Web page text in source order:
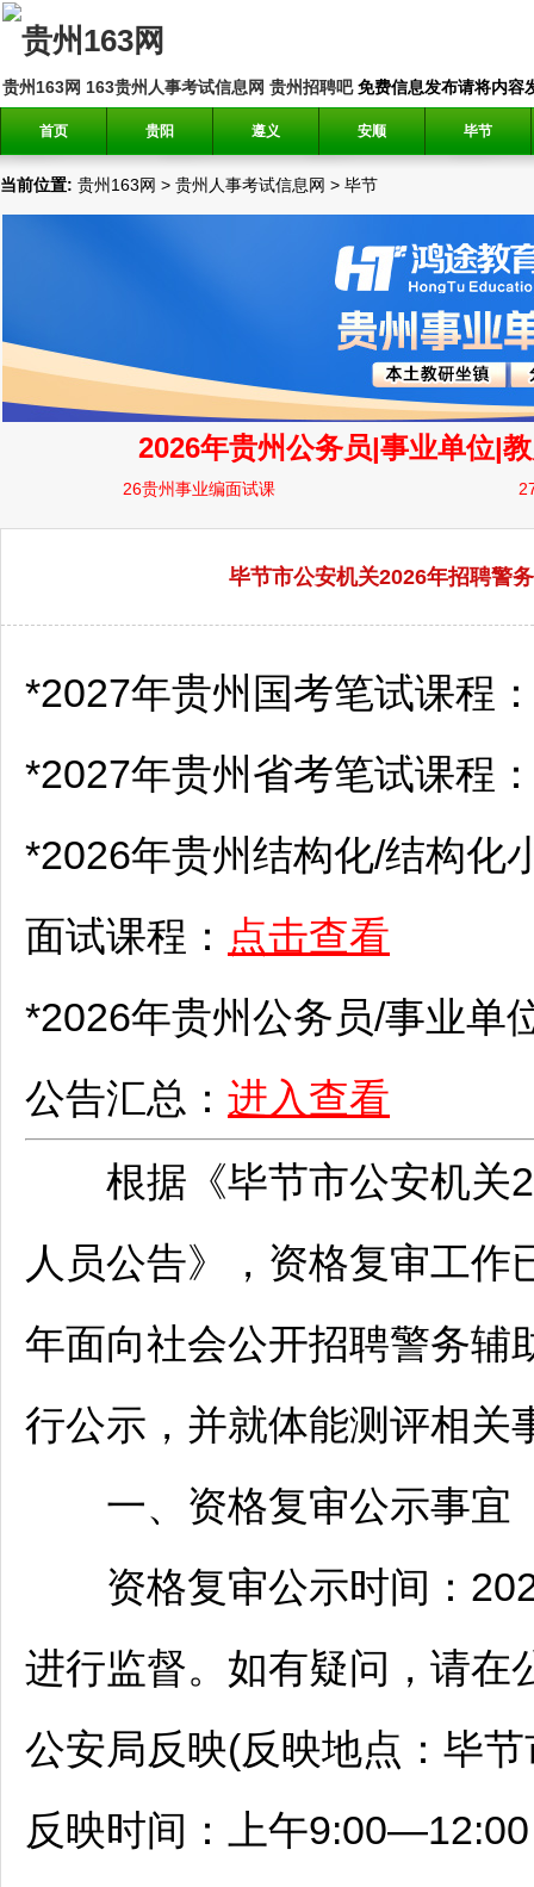
贵州163网 163贵州人事考试信息网 贵州招聘吧免费信息发布请将内容
首页 贵阳 遵义 安顺 毕节
当前位置: 贵州163网 > 贵州人事考试信息网 > 毕节
毕节市公安机关2026年招聘警
*2027年贵州国考笔试课程
*2027年贵州省考笔试课程
*2026年贵州结构化/结构化
面试课程： 点击查看
*2026年贵州公务员/事业单
公告汇总： 进入查看
根据《毕节市公安机关
人员公告》，资格复审工作
年面向社会公开招聘警务辅
行公示，并就体能测评相关
一、资格复审公示事宜
资格复审公示时间：
进行监督。如有疑问，请在
公安局反映(反映地点： 毕节
反映时间：上午